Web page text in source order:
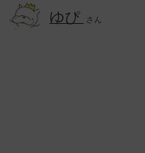
ゆぴ さん